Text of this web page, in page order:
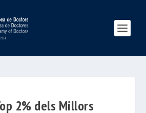
2% dels Millors